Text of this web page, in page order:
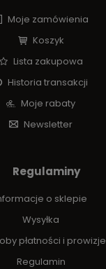
Moje zamówienia
Koszyk
Lista zakupowa
Historia transakcji
Moje rabaty
Newsletter
Regulaminy
o sklepie
Wysyłka
płatności i prowizje
Regulamin